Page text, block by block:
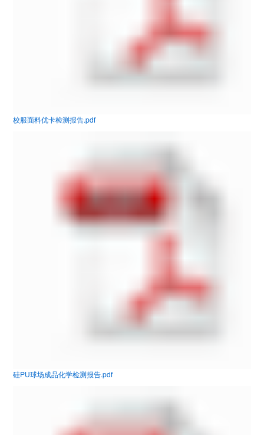
校服面料优卡检测报告.pdf
硅PU球场成品化学检测报告.pdf